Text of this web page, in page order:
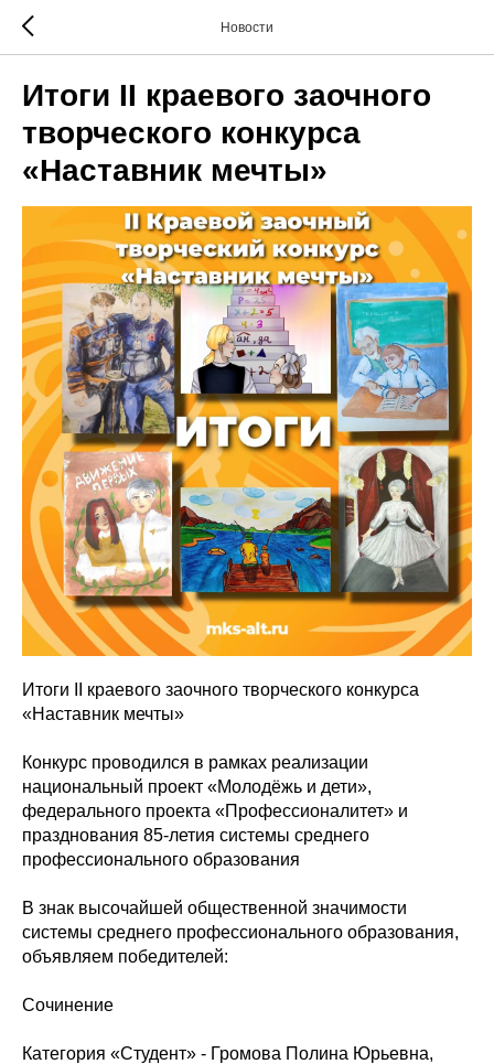
Новости
Итоги II краевого заочного
творческого конкурса
«Наставник мечты»
Итоги II краевого заочного творческого конкурса
«Наставник мечты»
Конкурс проводился в рамках реализации
национальный проект «Молодёжь и дети»,
федерального проекта «Профессионалитет» и
празднования 85-летия системы среднего
профессионального образования
В знак высочайшей общественной значимости
системы среднего профессионального образования,
объявляем победителей:
Сочинение
Категория «Студент» - Громова Полина Юрьевна,